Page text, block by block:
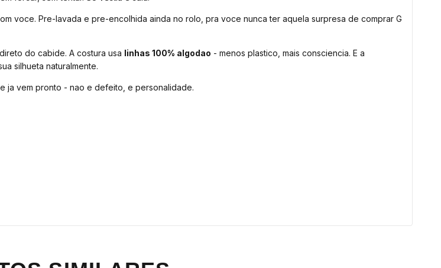
voce. Pre-lavada e pre-encolhida ainda no rolo, pra voce nunca ter aquela surpresa de comprar G
do cabide. A costura usa linhas 100% algodao - menos plastico, mais consciencia. E a
silhueta naturalmente.
ja vem pronto - nao e defeito, e personalidade.